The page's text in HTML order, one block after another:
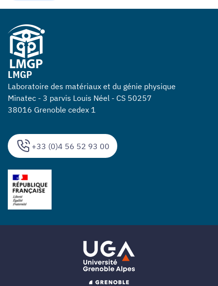
+33 (0)4 56 52 93 00
LMGP
Laboratoire des matériaux et du génie physique
Minatec - 3 parvis Louis Néel - CS 50257
38016 Grenoble cedex 1